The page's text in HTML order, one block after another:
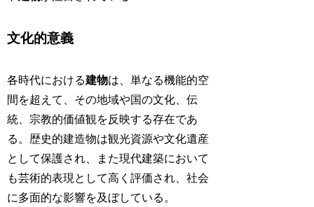
文化的意義
各時代における建物は、単なる機能的空
間を超えて、その地域や国の文化、伝
統、宗教的価値観を反映する存在であ
る。歴史的建造物は観光資源や文化遺産
として保護され、また現代建築において
も芸術的表現として高く評価され、社会
に多面的な影響を及ぼしている。